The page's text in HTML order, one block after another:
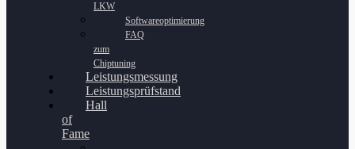
LKW
Softwareoptimierung
FAQ
zum
Chiptuning
Leistungsmessung
Leistungsprüfstand
Hall
of
Fame